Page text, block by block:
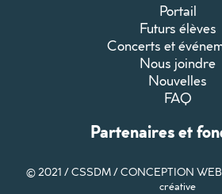
Portail
Futurs élèves
Concerts et
Nous joindre
Nouvelles
FAQ
Partenaires et
© 2021 / CSSDM /CONCEPTION
créative